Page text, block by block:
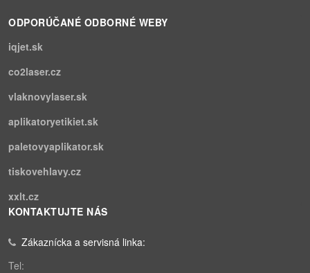
ODPORÚČANÉ ODBORNÉ WEBY
iqjet.sk
co2laser.cz
vlaknovylaser.sk
aplikatoryetikiet.sk
paletovyaplikator.sk
tiskovehlavy.cz
xxlt.cz
KONTAKTUJTE NÁS
Zákaznícka a servisná linka:
Tel: